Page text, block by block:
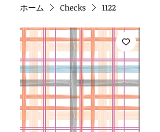
ホーム Checks 1122